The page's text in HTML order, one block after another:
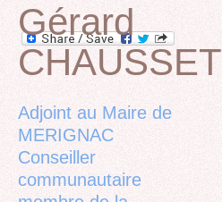
Back
to
top
Gérard
CHAUSSET
Adjoint au Maire de
MERIGNAC
Conseiller
communautaire